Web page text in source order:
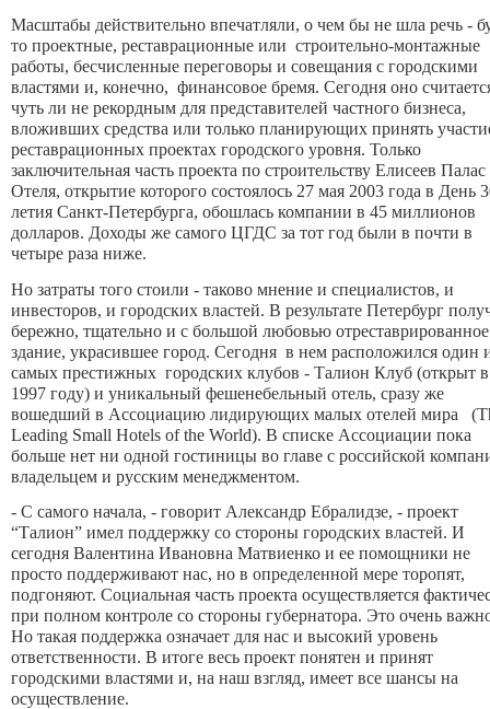
Масштабы действительно впечатляли, о чем бы не шла речь -
то проектные, реставрационные или строительно-монтажные
работы, бесчисленные переговоры и совещания с городскими
властями и, конечно, финансовое бремя. Сегодня оно
чуть ли не рекордным для представителей частного бизнеса,
вложивших средства или только планирующих принять
реставрационных проектах городского уровня. Только
заключительная часть проекта по строительству Елисеев Палас
Отеля, открытие которого состоялось 27 мая 2003 года в День
летия Санкт-Петербурга, обошлась компании в 45 миллионов
долларов. Доходы же самого ЦГДС за тот год были в почти в
четыре раза ниже.
Но затраты того стоили - таково мнение и специалистов, и
инвесторов, и городских властей. В результате Петербург
бережно, тщательно и с большой любовью
здание, украсившее город. Сегодня в нем расположился один
самых престижных городских клубов - Талион Клуб (открыт в
1997 году) и уникальный фешенебельный отель, сразу же
вошедший в Ассоциацию лидирующих малых отелей мира
Leading Small Hotels of the World). В списке Ассоциации пока
больше нет ни одной гостиницы во главе с российской
владельцем и русским менеджментом.
- С самого начала, - говорит Александр Ебралидзе, - проект
“Талион” имел поддержку со стороны городских властей. И
сегодня Валентина Ивановна Матвиенко и ее помощники не
просто поддерживают нас, но в определенной мере торопят,
подгоняют. Социальная часть проекта осуществляется
при полном контроле со стороны губернатора. Это очень
Но такая поддержка означает для нас и высокий уровень
ответственности. В итоге весь проект понятен и принят
городскими властями и, на наш взгляд, имеет все шансы на
осуществление.